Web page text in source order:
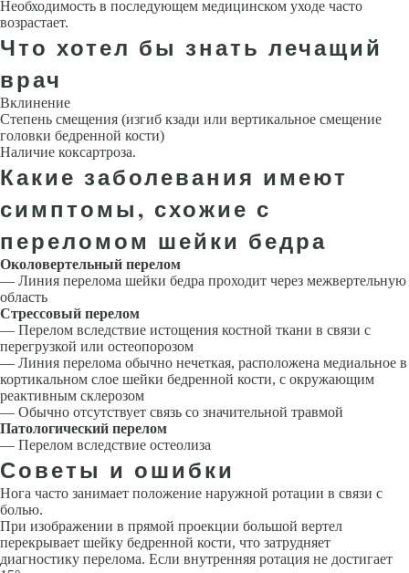
Необходимость в последующем медицинском уходе часто
возрастает.
Что хотел бы знать лечащий
врач
Вклинение
Степень смещения (изгиб кзади или вертикальное смещение
головки бедренной кости)
Наличие коксартроза.
Какие заболевания имеют
симптомы, схожие с
переломом шейки бедра
Околовертельный перелом
— Линия перелома шейки бедра проходит через межвертельную
область
Стрессовый перелом
— Перелом вследствие истощения костной ткани в связи с
перегрузкой или остеопорозом
— Линия перелома обычно нечеткая, расположена медиальное в
кортикальном слое шейки бедренной кости, с окружающим
реактивным склерозом
— Обычно отсутствует связь со значительной травмой
Патологический перелом
— Перелом вследствие остеолиза
Советы и ошибки
Нога часто занимает положение наружной ротации в связи с
болью.
При изображении в прямой проекции большой вертел
перекрывает шейку бедренной кости, что затрудняет
диагностику перелома. Если внутренняя ротация не достигает